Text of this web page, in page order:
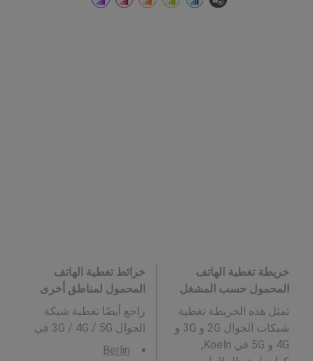
خريطة تغطية الهاتف
المحمول حسب المشغل
تمثل هذه الخريطة تغطية
شبكات الجوال 2G و 3G و
4G و 5G في Koeln,
خرائط تغطية الهاتف
المحمول لمناطق أخرى
راجع أيضًا تغطية شبكة
الجوال 3G / 4G / 5G في
:
Berlin